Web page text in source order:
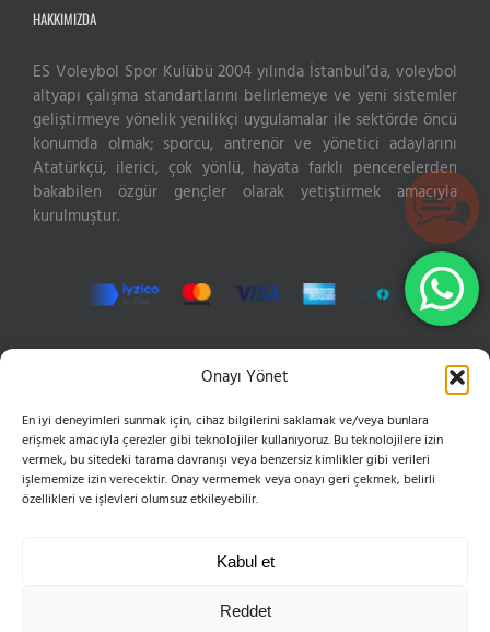
Onayı Yönet
En iyi deneyimleri sunmak için, cihaz bilgilerini saklamak ve/veya bunlara
erişmek amacıyla çerezler gibi teknolojiler kullanıyoruz. Bu teknolojilere izin
vermek, bu sitedeki tarama davranışı veya benzersiz kimlikler gibi verileri
işlememize izin verecektir. Onay vermemek veya onayı geri çekmek, belirli
özellikleri ve işlevleri olumsuz etkileyebilir.
Kabul et
Reddet
HAKKIMIZDA
ES Voleybol Spor Kulübü 2004 yılında İstanbul’da, voleybol
altyapı çalışma standartlarını belirlemeye ve yeni sistemler
geliştirmeye yönelik yenilikçi uygulamalar ile sektörde öncü
konumda olmak; sporcu, antrenör ve yönetici adaylarını
Atatürkçü, ilerici, çok yönlü, hayata farklı pencerelerden
bakabilen özgür gençler olarak yetiştirmek amacıyla
kurulmuştur.
Hızır Reis Sokak No: 16 34846 Cevizli Maltepe
Phone:0216 399 10 50
Mobile:0555 654 61 83
Email:bilgi@esvoleybol.com
Live Support